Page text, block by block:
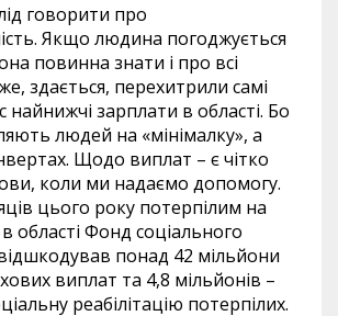
говорити про
Якщо людина погоджується
повинна знати і про всі
здається, перехитрили самі
найнижчі зарплати в області. Бо
людей на «мінімалку», а
Щодо виплат – є чітко
коли ми надаємо допомогу.
цього року потерпілим на
області Фонд соціального
понад 42 мільйони
виплат та 4,8 мільйонів –
реабілітацію потерпілих.